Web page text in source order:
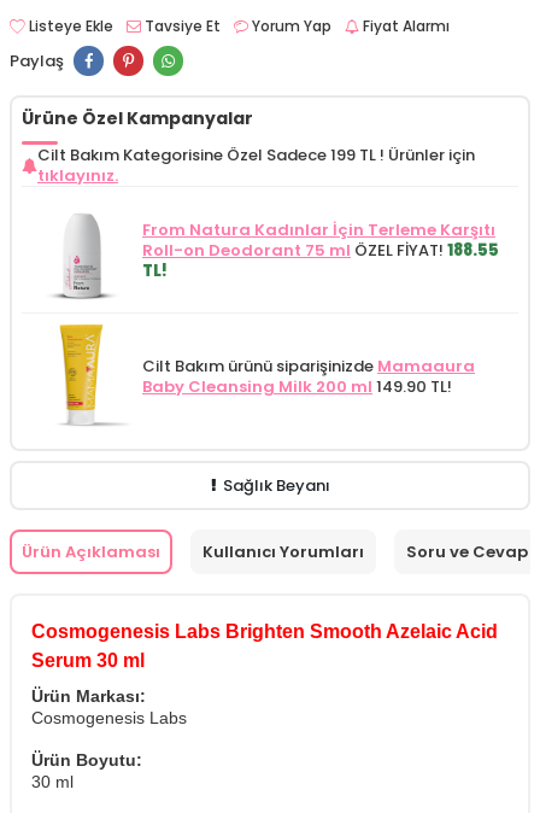
Listeye Ekle Tavsiye Et Yorum Yap Fiyat Alarmı
Paylaş
Ürüne Özel Kampanyalar
Cilt Bakım Kategorisine Özel Sadece 199 TL ! Ürünler için
tıklayınız.
From Natura Kadınlar İçin Terleme Karşıtı
Roll-on Deodorant 75 ml ÖZEL FİYAT! 188.55
TL!
Cilt Bakım ürünü siparişinizde Mamaaura
Baby Cleansing Milk 200 ml 149.90 TL!
Sağlık Beyanı
Ürün Açıklaması Kullanıcı Yorumları Soru ve Cevap
Cosmogenesis Labs Brighten Smooth Azelaic Acid
Serum 30 ml
Ürün Markası:
Cosmogenesis Labs
Ürün Boyutu:
30 ml